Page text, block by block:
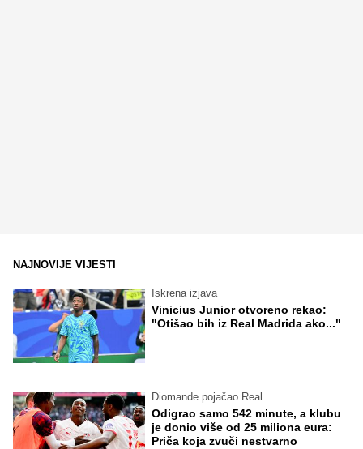
NAJNOVIJE VIJESTI
Iskrena izjava
Vinicius Junior otvoreno rekao:
"Otišao bih iz Real Madrida ako..."
Diomande pojačao Real
Odigrao samo 542 minute, a klubu
je donio više od 25 miliona eura:
Priča koja zvuči nestvarno